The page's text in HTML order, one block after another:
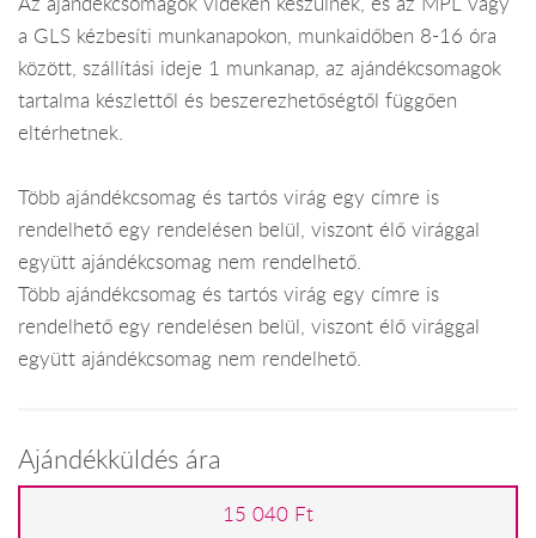
a GLS kézbesíti munkanapokon, munkaidőben 8-16 óra
között, szállítási ideje 1 munkanap, az ajándékcsomagok
tartalma készlettől és beszerezhetőségtől függően
eltérhetnek.
Több ajándékcsomag és tartós virág egy címre is
rendelhető egy rendelésen belül, viszont élő virággal
együtt ajándékcsomag nem rendelhető.
Több ajándékcsomag és tartós virág egy címre is
rendelhető egy rendelésen belül, viszont élő virággal
együtt ajándékcsomag nem rendelhető.
Ajándékküldés ára
15 040 Ft